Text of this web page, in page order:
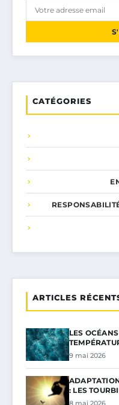
CATÉGORIES
ARTICLES
LES
9 mai 2026
: LES